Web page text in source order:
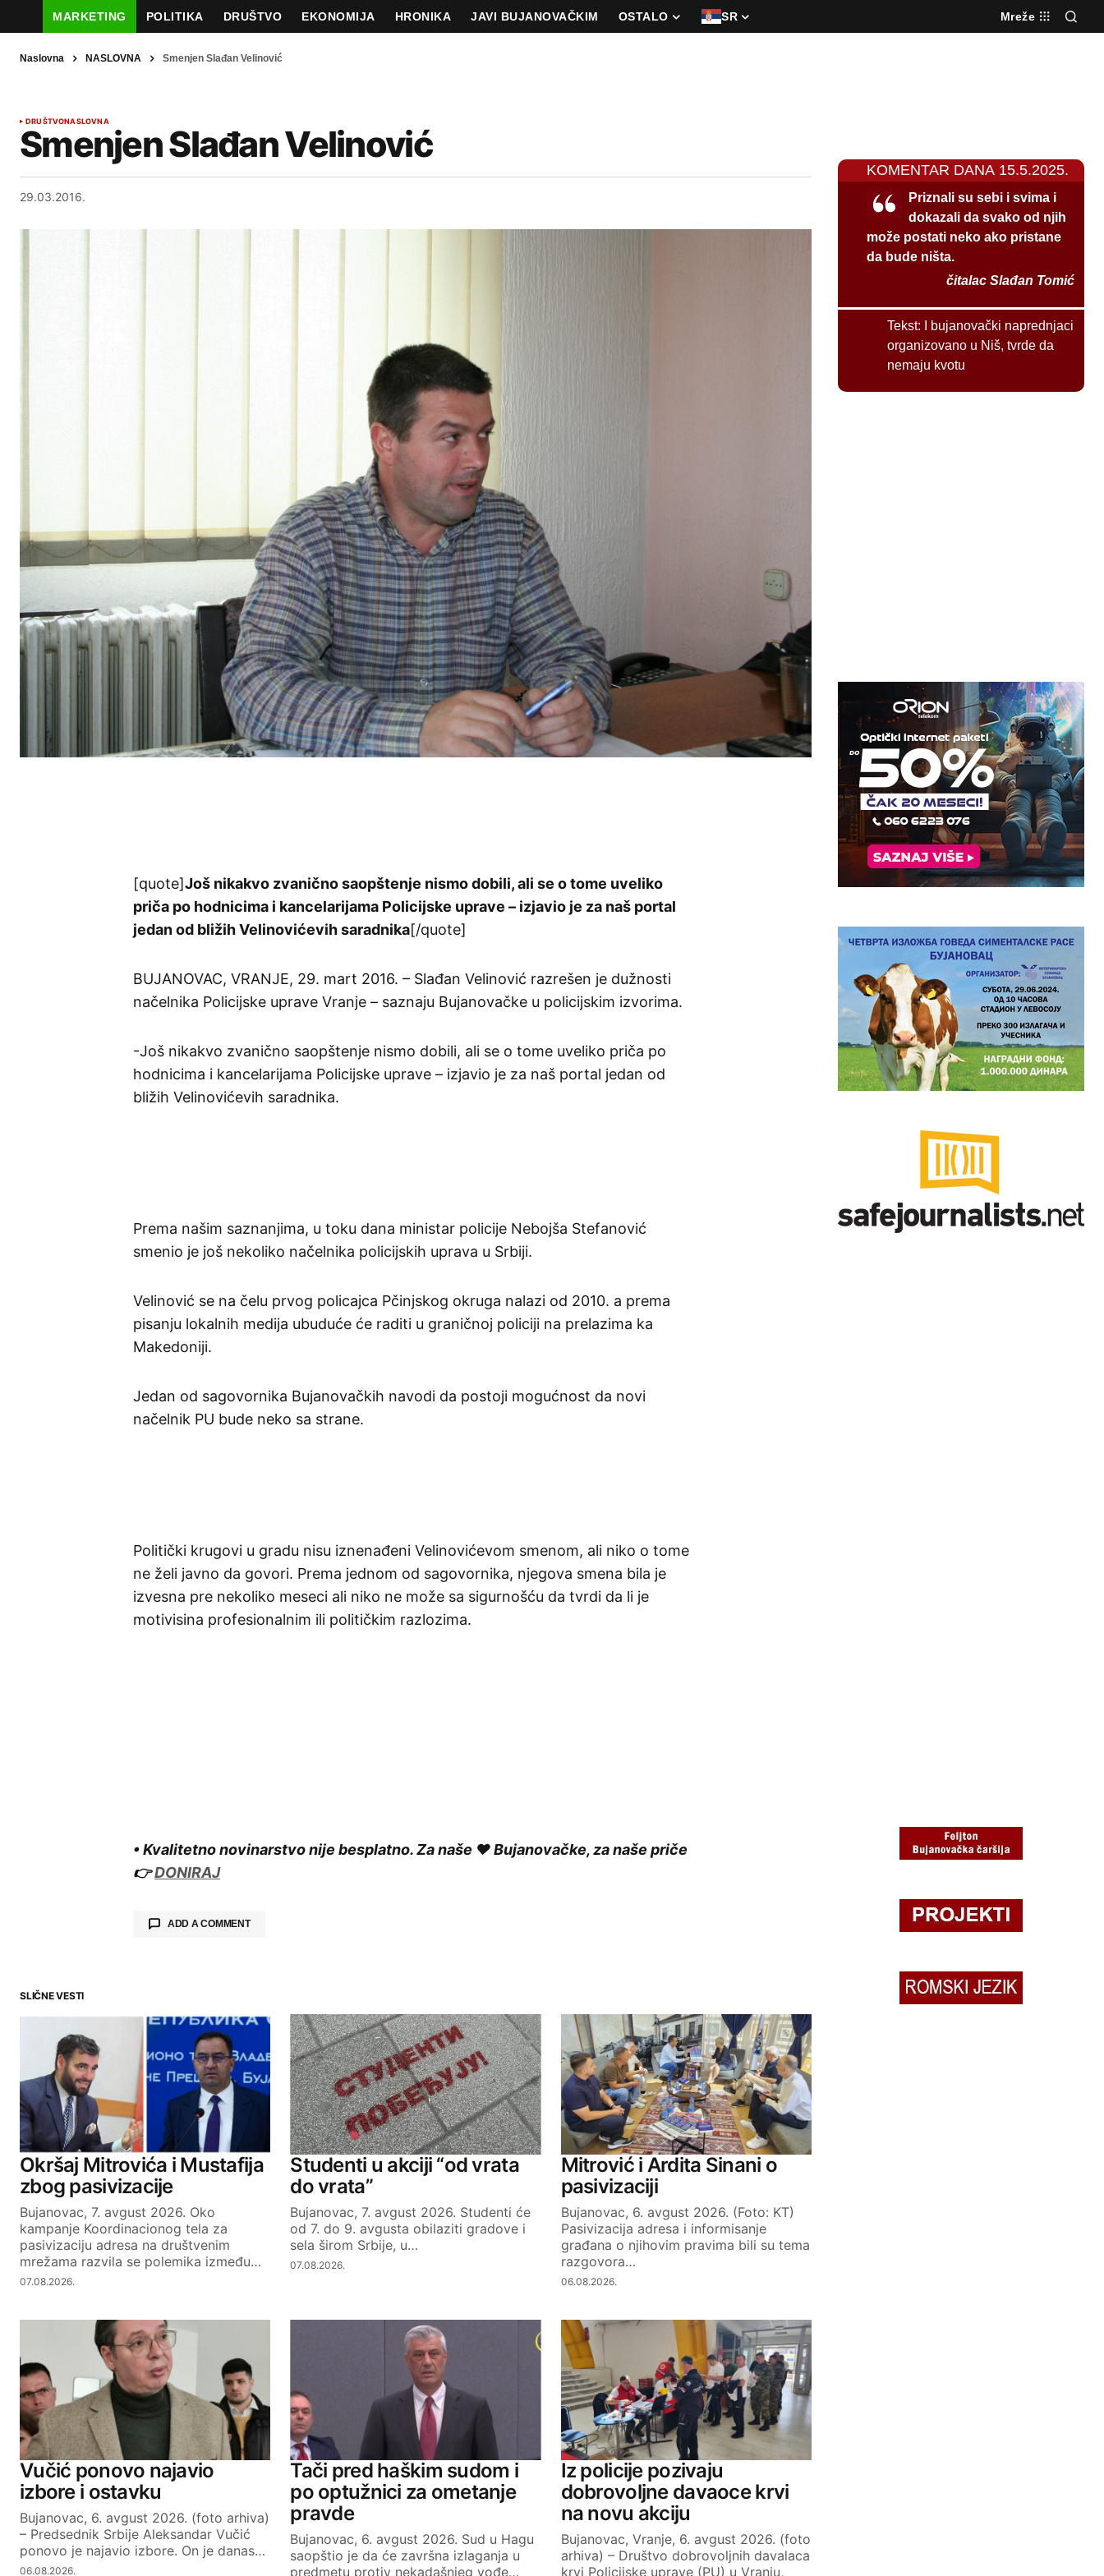
MARKETING POLITIKA DRUŠTVO EKONOMIJA HRONIKA JAVI BUJANOVAČKIM OSTALO SR Mreže
Naslovna NASLOVNA Smenjen Slađan Velinović
DRUŠTVONASLOVNA
Smenjen Slađan Velinović
29.03.2016.
[quote]Još nikakvo zvanično saopštenje nismo dobili, ali se o tome uveliko
priča po hodnicima i kancelarijama Policijske uprave – izjavio je za naš portal
jedan od bližih Velinovićevih saradnika[/quote]
BUJANOVAC, VRANJE, 29. mart 2016. – Slađan Velinović razrešen je dužnosti
načelnika Policijske uprave Vranje – saznaju Bujanovačke u policijskim izvorima.
-Još nikakvo zvanično saopštenje nismo dobili, ali se o tome uveliko priča po
hodnicima i kancelarijama Policijske uprave – izjavio je za naš portal jedan od
bližih Velinovićevih saradnika.
Prema našim saznanjima, u toku dana ministar policije Nebojša Stefanović
smenio je još nekoliko načelnika policijskih uprava u Srbiji.
Velinović se na čelu prvog policajca Pčinjskog okruga nalazi od 2010. a prema
pisanju lokalnih medija ubuduće će raditi u graničnoj policiji na prelazima ka
Makedoniji.
Jedan od sagovornika Bujanovačkih navodi da postoji mogućnost da novi
načelnik PU bude neko sa strane.
Politički krugovi u gradu nisu iznenađeni Velinovićevom smenom, ali niko o tome
ne želi javno da govori. Prema jednom od sagovornika, njegova smena bila je
izvesna pre nekoliko meseci ali niko ne može sa sigurnošću da tvrdi da li je
motivisina profesionalnim ili političkim razlozima.
• Kvalitetno novinarstvo nije besplatno. Za naše ❤️ Bujanovačke, za naše priče
👉DONIRAJ
ADD A COMMENT
Comment*
Your Name Your E-mail
SUBMIT COMMENT
SLIČNE VESTI
Okršaj Mitrovića i Mustafija
zbog pasivizacije
Bujanovac, 7. avgust 2026. Oko
kampanje Koordinacionog tela za
pasivizaciju adresa na društvenim
mrežama razvila se polemika između…
07.08.2026.
Studenti u akciji “od vrata
do vrata”
Bujanovac, 7. avgust 2026. Studenti će
od 7. do 9. avgusta obilaziti gradove i
sela širom Srbije, u…
07.08.2026.
Mitrović i Ardita Sinani o
pasivizaciji
Bujanovac, 6. avgust 2026. (Foto: KT)
Pasivizacija adresa i informisanje
građana o njihovim pravima bili su tema
razgovora…
06.08.2026.
Vučić ponovo najavio
izbore i ostavku
Bujanovac, 6. avgust 2026. (foto arhiva)
– Predsednik Srbije Aleksandar Vučić
ponovo je najavio izbore. On je danas…
06.08.2026.
Tači pred haškim sudom i
po optužnici za ometanje
pravde
Bujanovac, 6. avgust 2026. Sud u Hagu
saopštio je da će završna izlaganja u
predmetu protiv nekadašnjeg vođe…
Iz policije pozivaju
dobrovoljne davaoce krvi
na novu akciju
Bujanovac, Vranje, 6. avgust 2026. (foto
arhiva) – Društvo dobrovoljnih davalaca
krvi Policijske uprave (PU) u Vranju,
KOMENTAR DANA 15.5.2025.
Priznali su sebi i svima i
dokazali da svako od njih
može postati neko ako pristane
da bude ništa.
čitalac Slađan Tomić
Tekst:
I bujanovački naprednjaci
organizovano u Niš, tvrde da
nemaju kvotu